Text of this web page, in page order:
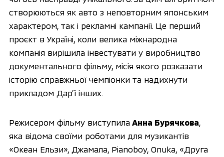
створюються як авто з неповторним японським
характером, так і рекламні кампанії. Це перший
проєкт в Україні, коли велика міжнародна
компанія вирішила інвестувати у виробництво
документального фільму, місія якого розказати
історію справжньої чемпіонки та надихнути
прикладом Дар’ї інших.
Режисером фільму виступила Анна Бурячкова,
яка відома своїми роботами для музикантів
«Океан Ельзи», Джамала, Pianoboy, Onuka, «Друга